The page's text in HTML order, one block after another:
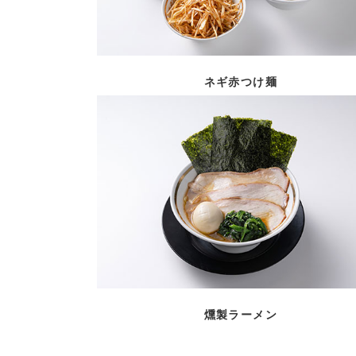
ネギ赤つけ麺
燻製ラーメン